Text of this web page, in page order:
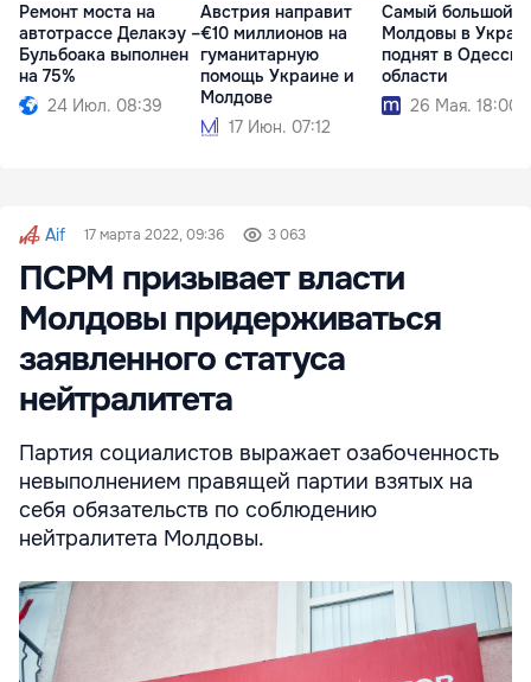
Ремонт моста на
автотрассе Делакэу –
Бульбоака выполнен
на 75%
24 Июл. 08:39
Австрия направит
€10 миллионов на
гуманитарную
помощь Украине и
Молдове
17 Июн. 07:12
Самый большой
Молдовы в
поднят в
области
26 Мая. 18:00
Aif 17 марта 2022, 09:36 3 063
ПСРМ призывает власти
Молдовы придерживаться
заявленного статуса
нейтралитета
Партия социалистов выражает озабоченность
невыполнением правящей партии взятых на
себя обязательств по соблюдению
нейтралитета Молдовы.